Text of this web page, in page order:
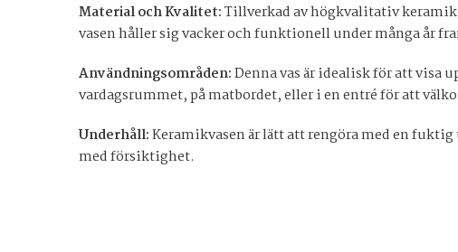
Material och Kvalitet:Tillverkad av högkvalitativ
vasen håller sig vacker och funktionell under många år
Användningsområden:Denna vas är idealisk för att visa
vardagsrummet, på matbordet, eller i en entré för att
Underhåll:Keramikvasen är lätt att rengöra med en
med försiktighet.